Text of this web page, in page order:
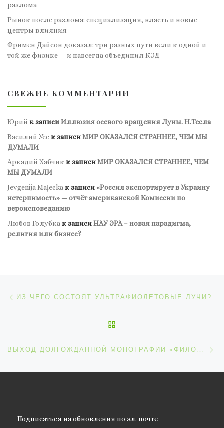
разлома
Рынок после разлома: специализация, власть и новые
центры влияния
Фримен Дайсон доказал: три разных пути вели к одной и
той же физике — и навсегда объединил КЭД
СВЕЖИЕ КОММЕНТАРИИ
Юрий к записиИллюзия осевого вращения Луны. Н.Тесла
Василий Усс к записиМИР ОКАЗАЛСЯ СТРАННЕЕ, ЧЕМ МЫ
ДУМАЛИ
Аркадий Хабчик к записиМИР ОКАЗАЛСЯ СТРАННЕЕ, ЧЕМ
МЫ ДУМАЛИ
Jevgenija Maļeckaк записи«Россия экспортирует в Украину
нетерпимость» — отчёт американской Комиссии по
вероисповеданию
Любов Голубка к записиНАУ ЭРА – новая парадигма,
религия или бизнес?
ИЗ ЧЕГО СОСТОЯТ УЛЬТРАФИОЛЕТОВЫЕ ЛУЧИ?
ВЫХОД ДОЛГОЖДАННОЙ МОНОГРАФИИ «ФИЛОСОФИЯ ЮГА ИТАЛИИ» СОСТОЯЛСЯ В КИЕВЕ
Подписаться на обновления по эл. почте